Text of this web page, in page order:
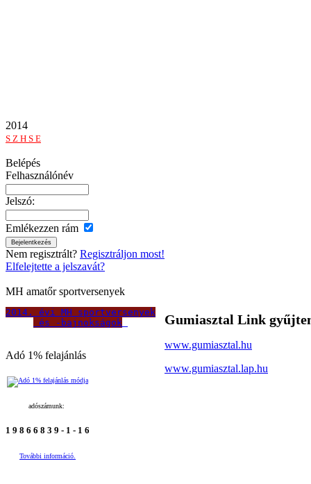
2014
S Z H S E
Belépés
Felhasználónév
Jelszó:
Emlékezzen rám
Nem regisztrált? Regisztráljon most!
Elfelejtette a jelszavát?
MH amatőr sportversenyek
2014. évi MH sportversenyek
és -bajnokságok
Adó 1% felajánlás
adószámunk:
1 9 8 6 6 8 3 9 - 1 - 1 6
További információ.
Gumiasztal Link
www.gumiasztal.hu
www.gumiasztal.lap.hu